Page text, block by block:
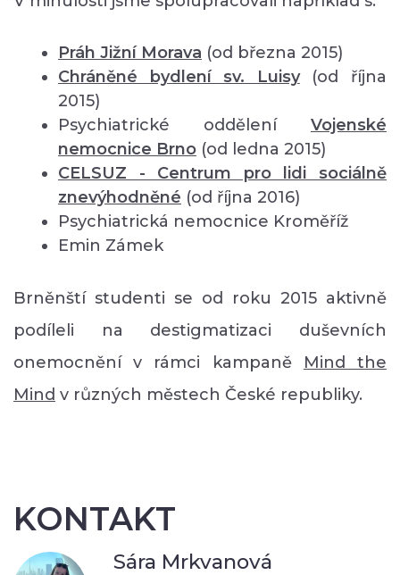
Práh Jižní Morava (od března 2015)
Chráněné bydlení sv. Luisy
(od října
2015)
Psychiatrické oddělení Vojenské
nemocnice Brno (od ledna 2015)
CELSUZ - Centrum pro lidi sociálně
znevýhodněné (od října 2016)
Psychiatrická nemocnice Kroměříž
Emin Zámek
Brněnští studenti se od roku 2015 aktivně
podíleli na destigmatizaci duševních
onemocnění v rámci kampaně Mind the
Mind v různých městech České republiky.
KONTAKT
Sára Mrkvanová